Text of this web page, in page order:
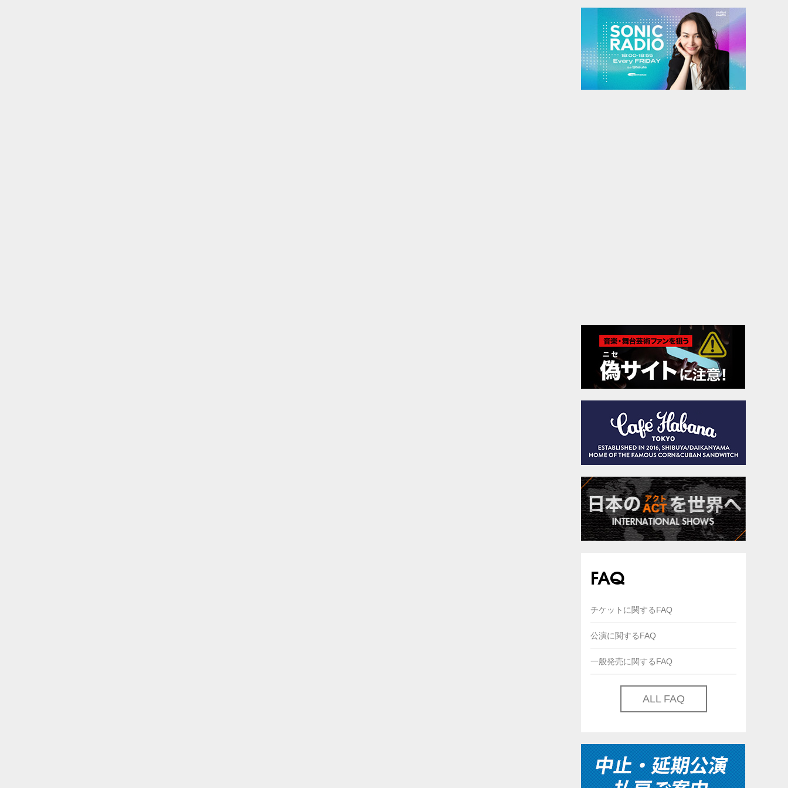
FAQ
チケットに関するFAQ
公演に関するFAQ
一般発売に関するFAQ
ALL FAQ